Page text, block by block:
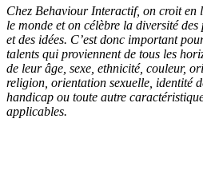
Chez Behaviour Interactif, on croit en
le monde et on célèbre la diversité des
et des idées. C’est donc important
talents qui proviennent de tous les
de leur âge, sexe, ethnicité, couleur,
religion, orientation sexuelle, identité
handicap ou toute autre
applicables.